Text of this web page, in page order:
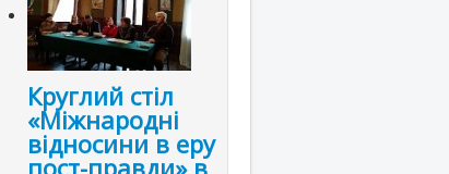
Круглий стіл
«Міжнародні
відносини в еру